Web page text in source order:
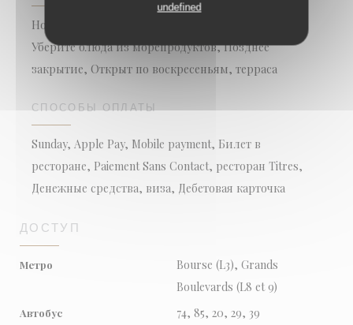
undefined
Номер с кондиционером, Бесплатный вай-фай,
Уберите блюда из морепродуктов, Позднее
закрытие, Открыт по воскресеньям, терраса
СПОСОБЫ ОПЛАТЫ
Sunday, Apple Pay, Mobile payment, Билет в
ресторане, Paiement Sans Contact, ресторан Titres,
Денежные средства, виза, Дебетовая карточка
ДОСТУП
Метро
Bourse (L3), Grands
Boulevards (L8 et 9)
Автобус 74, 85, 20, 29, 39